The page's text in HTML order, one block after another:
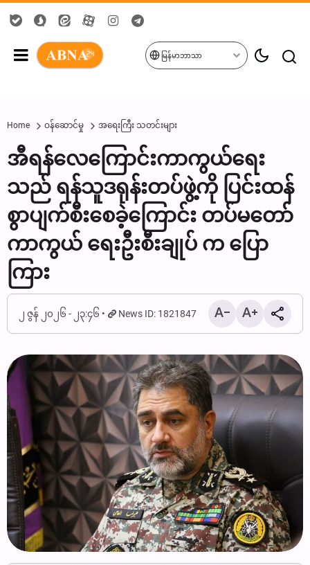
မြန်မာဘာသာ
Home ဝန်ဆောင်မှု အရေးကြီး သတင်းများ
အီရန်လေကြောင်းကာကွယ်ရေး
သည် ရန်သူဒရုန်းတပ်ဖွဲ့ကို ပြင်းထန်
စွာပျက်စီးစေခဲ့ကြောင်း တပ်မတော်
ကာကွယ် ရေးဦးစီးချုပ် က ပြော
ကြား
၂ ဇွန် ၂၀၂၆ - ၂၃:၄၆ News ID: 1821847